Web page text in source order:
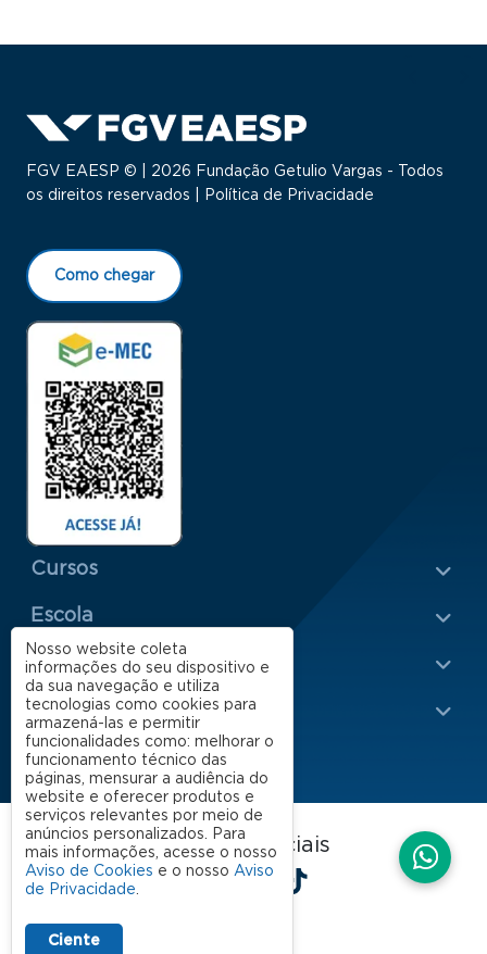
FGV EAESP © | 2026 Fundação Getulio Vargas - Todos
os direitos reservados |
Política de Privacidade
Como chegar
Menu Rodapé 1
Cursos
Escola
Rodapé 2
Apoio
Impacto
FGV EAESP nas redes sociais
LinkedIn
Facebook
Instagram
X YouTube
SpotifyTikTok
Nosso website coleta
informações do seu dispositivo e
da sua navegação e utiliza
tecnologias como cookies para
armazená-las e permitir
funcionalidades como: melhorar o
funcionamento técnico das
páginas, mensurar a audiência do
website e oferecer produtos e
serviços relevantes por meio de
anúncios personalizados. Para
mais informações, acesse o nosso
Aviso de Cookies e o nosso Aviso
de Privacidade.
Ciente